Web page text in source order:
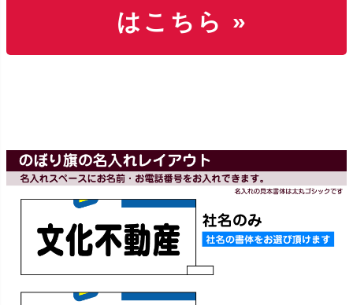
はこちら »